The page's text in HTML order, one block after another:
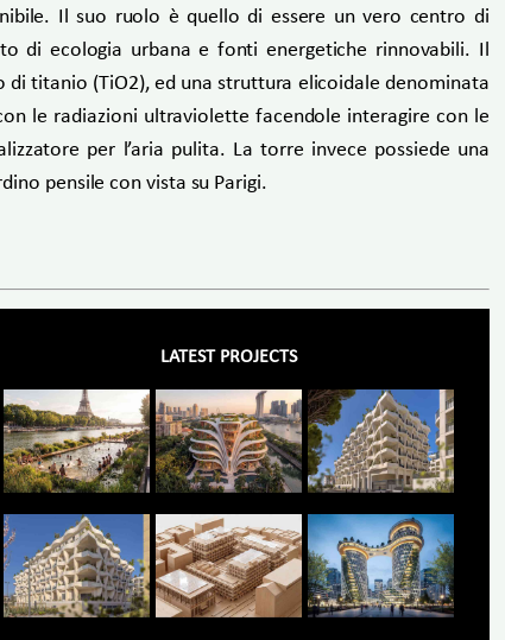
Il suo ruolo è quello di essere un vero centro di
di ecologia urbana e fonti energetiche rinnovabili. Il
titanio (TiO2), ed una struttura elicoidale denominata
le radiazioni ultraviolette facendole interagire con le
per l’aria pulita. La torre invece possiede una
pensile con vista su Parigi.
LATEST PROJECTS